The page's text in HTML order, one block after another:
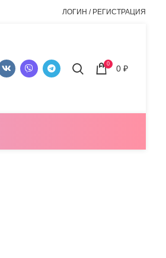
ЛОГИН / РЕГИСТРАЦИЯ
0 0₽